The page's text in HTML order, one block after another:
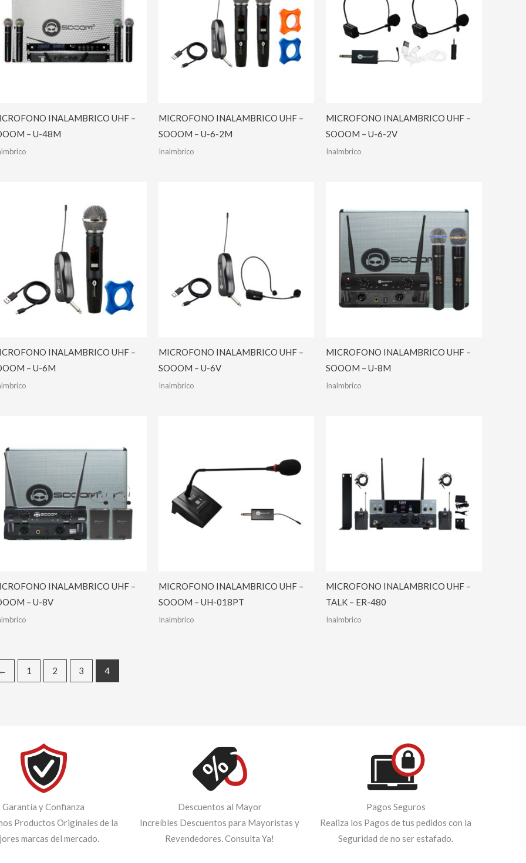
INALAMBRICO UHF –
– U-48M
MICROFONO INALAMBRICO UHF –
SOOOM – U-6-2M
Inalmbrico
MICROFONO INALAMBRICO UHF –
SOOOM – U-6-2V
Inalmbrico
INALAMBRICO UHF –
– U-6M
MICROFONO INALAMBRICO UHF –
SOOOM – U-6V
Inalmbrico
MICROFONO INALAMBRICO UHF –
SOOOM – U-8M
Inalmbrico
INALAMBRICO UHF –
– U-8V
MICROFONO INALAMBRICO UHF –
SOOOM – UH-018PT
Inalmbrico
MICROFONO INALAMBRICO UHF –
TALK – ER-480
Inalmbrico
← 1 2 3 4
Garantía y Confianza
Productos Originales de la
marcas del mercado.
Descuentos al Mayor
Increíbles Descuentos para Mayoristas y
Revendedores. Consulta Ya!
Pagos Seguros
Realiza los Pagos de tus pedidos con la
Seguridad de no ser estafado.